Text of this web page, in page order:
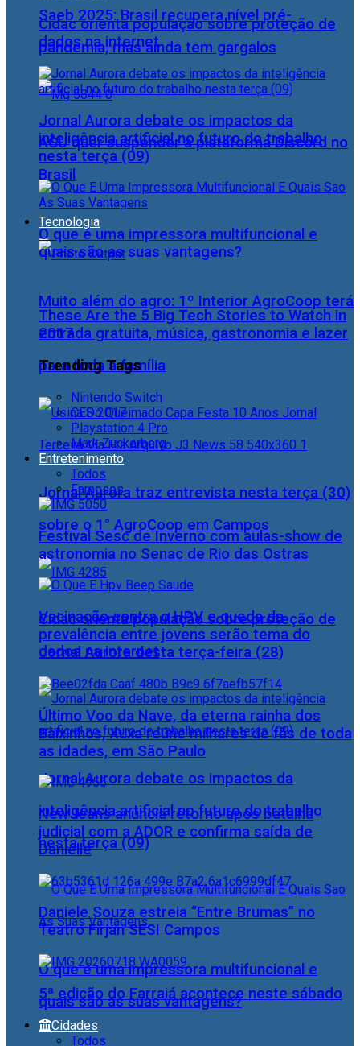
Saeb 2025: Brasil recupera nível pré-
pandemia, mas ainda tem gargalos
AGU quer suspender a plataforma Discord no
Brasil
Tecnologia
Muito além do agro: 1º Interior AgroCoop terá
entrada gratuita, música, gastronomia e lazer
para toda a família
Jornal Aurora traz entrevista nesta terça (30)
sobre o 1° AgroCoop em Campos
Cidac orienta população sobre proteção de
dados na internet
Jornal Aurora debate os impactos da
inteligência artificial no futuro do trabalho
nesta terça (09)
O que é uma impressora multifuncional e
quais são as suas vantagens?
Cidac orienta população sobre proteção de
dados na internet
Jornal Aurora debate os impactos da
inteligência artificial no futuro do trabalho
nesta terça (09)
O que é uma impressora multifuncional e
quais são as suas vantagens?
These Are the 5 Big Tech Stories to Watch in
2017
Trending Tags
Nintendo Switch
CES 2017
Playstation 4 Pro
Mark Zuckerberg
Entretenimento
Todos
Famosos
Festival Sesc de Inverno com aulas-show de
astronomia no Senac de Rio das Ostras
Vacinação contra o HPV e queda da
prevalência entre jovens serão tema do
Jornal Aurora desta terça-feira (28)
Último Voo da Nave, da eterna rainha dos
Baixinhos, Xuxa reúne milhares de fãs de toda
as idades, em São Paulo
NewJeans anuncia retorno após batalha
judicial com a ADOR e confirma saída de
Danielle
Daniele Souza estreia “Entre Brumas” no
Teatro Firjan SESI Campos
5ª edição do Farraiá acontece neste sábado
Cidades
Todos